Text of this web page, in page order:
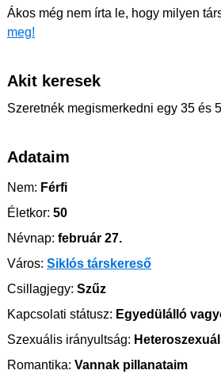
Ákos még nem írta le, hogy milyen
meg!
Akit keresek
Szeretnék megismerkedni egy 35 és
Adataim
Nem: Férfi
Életkor: 50
Névnap: február 27.
Város: Siklós társkereső
Csillagjegy: Szűz
Kapcsolati státusz: Egyedülálló
Szexuális irányultság:
Romantika: Vannak pillanataim